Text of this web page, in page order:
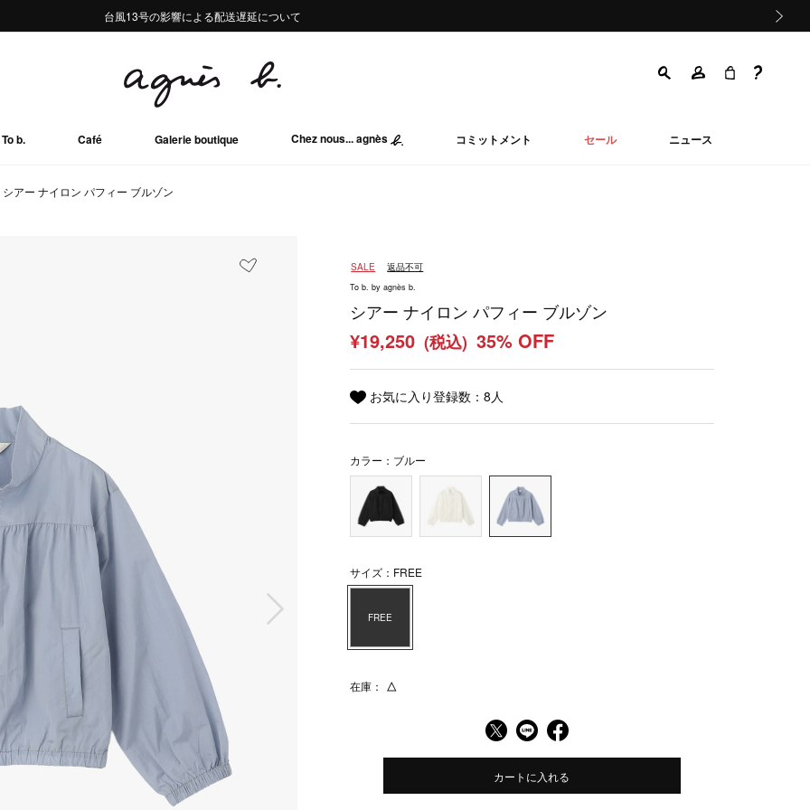
熊本地域地震の影響による配送遅延について
Summer Sale 2buy10%OFF!!
台風13号の影響による配送遅延について
熊本地域地震の影響による配送遅延について
Summer Sale 2buy10%OFF!!
To b. Café Galerie boutique Chez nous... agnès コミットメント セール ニュース
シアー ナイロン パフィー ブルゾン
SALE 返品不可
To b. by agnès b.
シアー ナイロン パフィー ブルゾン
¥19,250 (税込) 35% OFF
お気に入り登録数：8人
カラー：ブルー
サイズ：FREE
FREE
在庫： △
カートに入れる